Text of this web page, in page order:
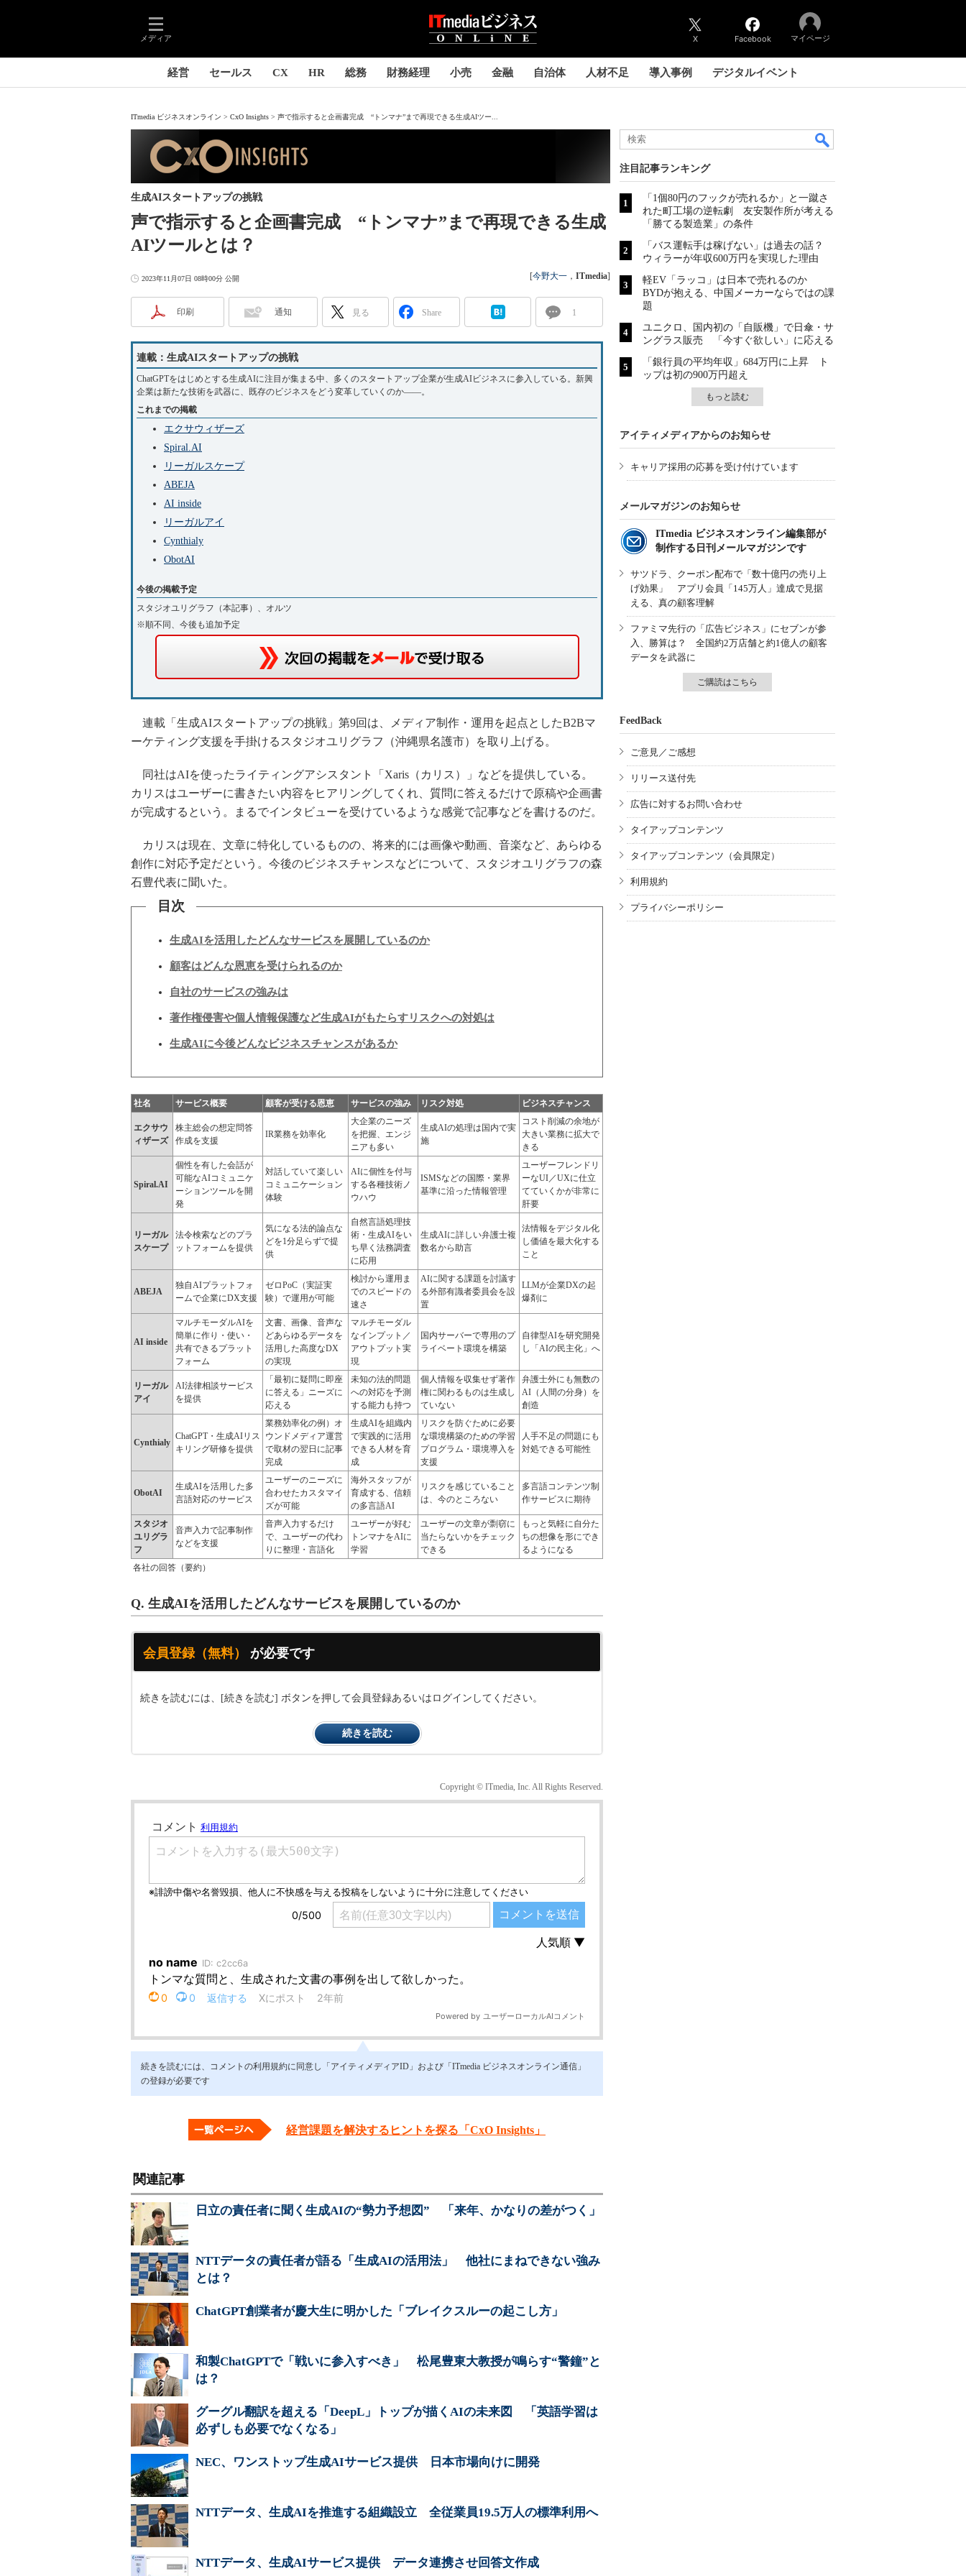
メディア X Facebook マイページ
経営 セールス CX HR 総務 財務経理 小売 金融 自治体 人材不足 導入事例 デジタルイベント
ITmedia ビジネスオンライン CxO Insights 声で指示すると企画書完成 “トンマナ”まで再現できる生成AIツー...
声で指示すると企画書完成 “トンマナ”まで再現できる生成
AIツールとは？
生成AIスタートアップの挑戦
2023年11月07日 08時00分 公開 [今野大一 ， ITmedia]
印刷 通知 見る Share 1
連載：生成AIスタートアップの挑戦
ChatGPTをはじめとする生成AIに注目が集まる中、多くのスタートアップ企業が生成AIビジネスに参入している。新興
企業は新たな技術を武器に、既存のビジネスをどう変革していくのか――。
これまでの掲載
エクサウィザーズ
Spiral.AI
リーガルスケープ
ABEJA
AI inside
リーガルアイ
Cynthialy
ObotAI
今後の掲載予定
スタジオユリグラフ（本記事）、オルツ
※順不同、今後も追加予定
連載「生成AIスタートアップの挑戦」第9回は、メディア制作・運用を起点としたB2Bマ
ーケティング支援を手掛けるスタジオユリグラフ（沖縄県名護市）を取り上げる。
同社はAIを使ったライティングアシスタント「Xaris（カリス）」などを提供している。
カリスはユーザーに書きたい内容をヒアリングしてくれ、質問に答えるだけで原稿や企画書
が完成するという。まるでインタビューを受けているような感覚で記事などを書けるのだ。
カリスは現在、文章に特化しているものの、将来的には画像や動画、音楽など、あらゆる
創作に対応予定だという。今後のビジネスチャンスなどについて、スタジオユリグラフの森
石豊代表に聞いた。
目次
生成AIを活用したどんなサービスを展開しているのか
顧客はどんな恩恵を受けられるのか
自社のサービスの強みは
著作権侵害や個人情報保護など生成AIがもたらすリスクへの対処は
生成AIに今後どんなビジネスチャンスがあるか
社名 サービス概要 顧客が受ける恩恵 サービスの強み リスク対処 ビジネスチャンス
エクサウ
ィザーズ
株主総会の想定問答
作成を支援
IR業務を効率化
大企業のニーズ
を把握、エンジ
ニアも多い
生成AIの処理は国内で実
施
コスト削減の余地が
大きい業務に拡大で
きる
Spiral.AI
個性を有した会話が
可能なAIコミュニケ
ーションツールを開
発
対話していて楽しい
コミュニケーション
体験
AIに個性を付与
する各種技術ノ
ウハウ
ISMSなどの国際・業界
基準に沿った情報管理
ユーザーフレンドリ
ーなUI／UXに仕立
てていくかが非常に
肝要
リーガル
スケープ
法令検索などのプラ
ットフォームを提供
気になる法的論点な
どを1分足らずで提
供
自然言語処理技
術・生成AIをい
ち早く法務調査
に応用
生成AIに詳しい弁護士複
数名から助言
法情報をデジタル化
し価値を最大化する
こと
ABEJA
独自AIプラットフォ
ームで企業にDX支援
ゼロPoC（実証実
験）で運用が可能
検討から運用ま
でのスピードの
速さ
AIに関する課題を討議す
る外部有識者委員会を設
置
LLMが企業DXの起
爆剤に
AI inside
マルチモーダルAIを
簡単に作り・使い・
共有できるプラット
フォーム
文書、画像、音声な
どあらゆるデータを
活用した高度なDX
の実現
マルチモーダル
なインプット／
アウトプット実
現
国内サーバーで専用のプ
ライベート環境を構築
自律型AIを研究開発
し「AIの民主化」へ
リーガル
アイ
AI法律相談サービス
を提供
「最初に疑問に即座
に答える」ニーズに
応える
未知の法的問題
への対応を予測
する能力も持つ
個人情報を収集せず著作
権に関わるものは生成し
ていない
弁護士外にも無数の
AI（人間の分身）を
創造
Cynthialy
ChatGPT・生成AIリス
キリング研修を提供
業務効率化の例）オ
ウンドメディア運営
で取材の翌日に記事
完成
生成AIを組織内
で実践的に活用
できる人材を育
成
リスクを防ぐために必要
な環境構築のための学習
プログラム・環境導入を
支援
人手不足の問題にも
対処できる可能性
ObotAI
生成AIを活用した多
言語対応のサービス
ユーザーのニーズに
合わせたカスタマイ
ズが可能
海外スタッフが
育成する、信頼
の多言語AI
リスクを感じていること
は、今のところない
多言語コンテンツ制
作サービスに期待
スタジオ
ユリグラ
フ
音声入力で記事制作
などを支援
音声入力するだけ
で、ユーザーの代わ
りに整理・言語化
ユーザーが好む
トンマナをAIに
学習
ユーザーの文章が剽窃に
当たらないかをチェック
できる
もっと気軽に自分た
ちの想像を形にでき
るようになる
各社の回答（要約）
Q. 生成AIを活用したどんなサービスを展開しているのか
会員登録（無料） が必要です
続きを読むには、[続きを読む] ボタンを押して会員登録あるいはログインしてください。
続きを読む
Copyright © ITmedia, Inc. All Rights Reserved.
続きを読むには、コメントの利用規約に同意し「アイティメディアID」および「ITmedia ビジネスオンライン通信」
の登録が必要です
経営課題を解決するヒントを探る「CxO Insights」
関連記事
日立の責任者に聞く生成AIの“勢力予想図” 「来年、かなりの差がつく」
NTTデータの責任者が語る「生成AIの活用法」 他社にまねできない強み
とは？
ChatGPT創業者が慶大生に明かした「ブレイクスルーの起こし方」
和製ChatGPTで「戦いに参入すべき」 松尾豊東大教授が鳴らす“警鐘”と
は？
グーグル翻訳を超える「DeepL」トップが描くAIの未来図 「英語学習は
必ずしも必要でなくなる」
NEC、ワンストップ生成AIサービス提供 日本市場向けに開発
NTTデータ、生成AIを推進する組織設立 全従業員19.5万人の標準利用へ
NTTデータ、生成AIサービス提供 データ連携させ回答文作成
注目記事ランキング
「1個80円のフックが売れるか」と一蹴さ
れた町工場の逆転劇 友安製作所が考える
「勝てる製造業」の条件
「バス運転手は稼げない」は過去の話？
ウィラーが年収600万円を実現した理由
軽EV「ラッコ」は日本で売れるのか
BYDが抱える、中国メーカーならではの課
題
ユニクロ、国内初の「自販機」で日傘・サ
ングラス販売 「今すぐ欲しい」に応える
「銀行員の平均年収」684万円に上昇 ト
ップは初の900万円超え
もっと読む
アイティメディアからのお知らせ
キャリア採用の応募を受け付けています
メールマガジンのお知らせ
ITmedia ビジネスオンライン編集部が
制作する日刊メールマガジンです
サツドラ、クーポン配布で「数十億円の売り上
げ効果」 アプリ会員「145万人」達成で見据
える、真の顧客理解
ファミマ先行の「広告ビジネス」にセブンが参
入、勝算は？ 全国約2万店舗と約1億人の顧客
データを武器に
ご購読はこちら
FeedBack
ご意見／ご感想
リリース送付先
広告に対するお問い合わせ
タイアップコンテンツ
タイアップコンテンツ（会員限定）
利用規約
プライバシーポリシー